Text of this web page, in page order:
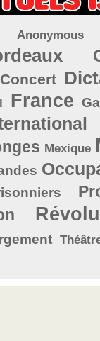
Anonymous
Concert
France
Mexique